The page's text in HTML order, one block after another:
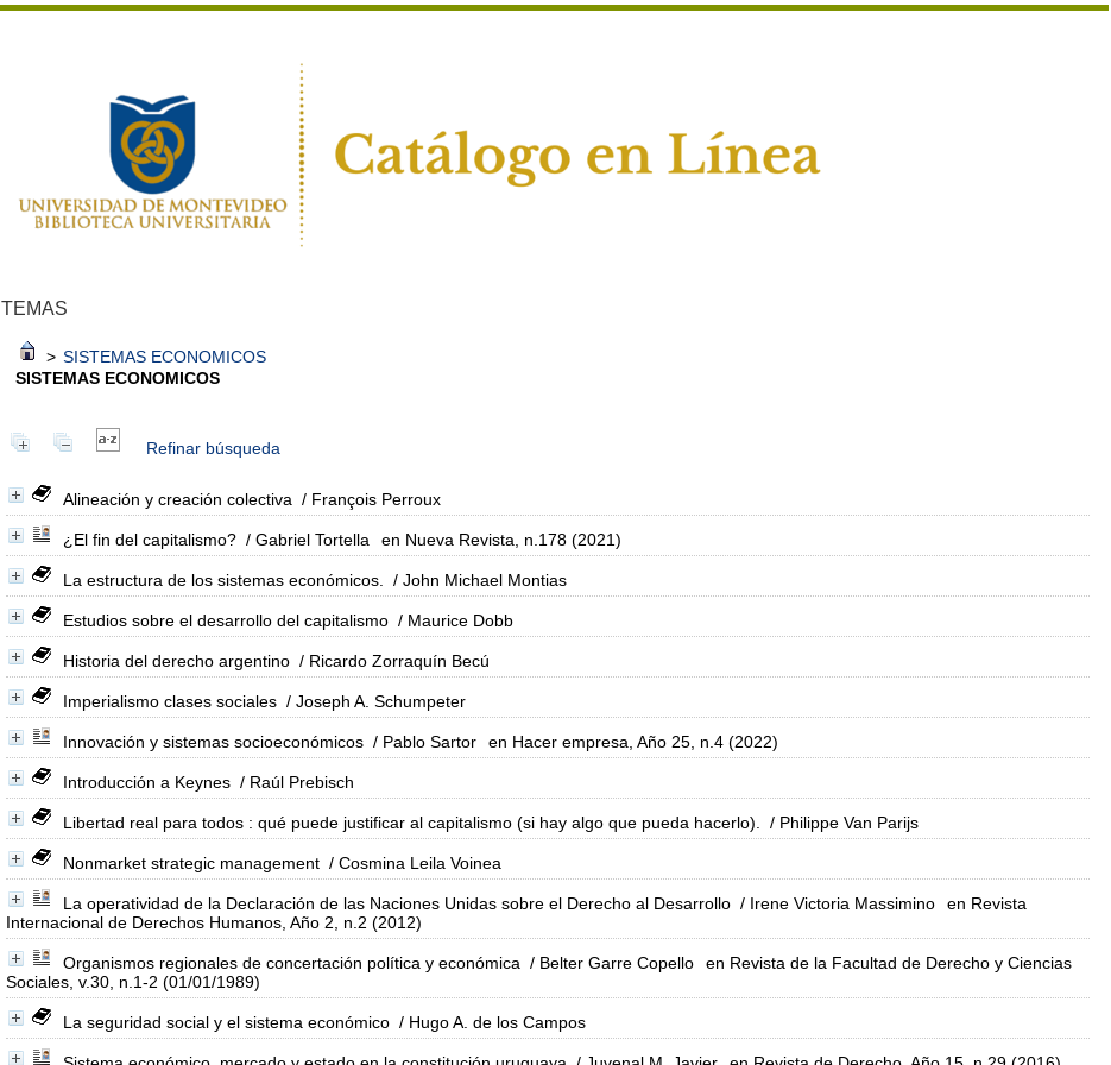
TEMAS
> SISTEMAS ECONOMICOS
SISTEMAS ECONOMICOS
Refinar búsqueda
Alineación y creación colectiva / François Perroux
¿El fin del capitalismo? / Gabriel Tortella en Nueva Revista, n.178 (2021)
La estructura de los sistemas económicos. / John Michael Montias
Estudios sobre el desarrollo del capitalismo / Maurice Dobb
Historia del derecho argentino / Ricardo Zorraquín Becú
Imperialismo clases sociales / Joseph A. Schumpeter
Innovación y sistemas socioeconómicos / Pablo Sartor en Hacer empresa, Año 25, n.4 (2022)
Introducción a Keynes / Raúl Prebisch
Libertad real para todos : qué puede justificar al capitalismo (si hay algo que pueda hacerlo). / Philippe Van Parijs
Nonmarket strategic management / Cosmina Leila Voinea
La operatividad de la Declaración de las Naciones Unidas sobre el Derecho al Desarrollo / Irene Victoria Massimino
en Revista
Internacional de Derechos Humanos, Año 2, n.2 (2012)
Organismos regionales de concertación política y económica / Belter Garre Copello
en Revista de la Facultad de Derecho y Ciencias
Sociales, v.30, n.1-2 (01/01/1989)
La seguridad social y el sistema económico / Hugo A. de los Campos